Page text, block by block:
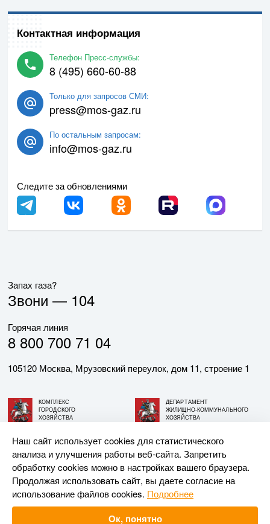
Контактная информация
Телефон Пресс-службы:
8 (495) 660-60-88
Только для запросов СМИ:
press@mos-gaz.ru
По остальным запросам:
info@mos-gaz.ru
Следите за обновлениями
Запах газа?
Звони — 104
Горячая линия
8 800 700 71 04
105120 Москва, Мрузовский переулок, дом 11, строение 1
КОМПЛЕКС
ГОРОДСКОГО
ХОЗЯЙСТВА
ДЕПАРТАМЕНТ
ЖИЛИЩНО-КОММУНАЛЬНОГО
ХОЗЯЙСТВА
© АО «МОСГАЗ», 2026. При использовании материалов
ссылка на сайт обязательна.
Разработка и поддержка —Upriver
Наш сайт использует cookies для статистического
анализа и улучшения работы веб-сайта. Запретить
обработку cookies можно в настройках вашего браузера.
Продолжая использовать сайт, вы даете согласие на
использование файлов cookies. Подробнее
Ок, понятно